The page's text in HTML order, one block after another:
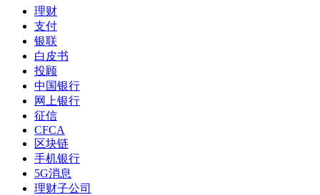
理财
支付
银联
白皮书
投顾
中国银行
网上银行
征信
CFCA
区块链
手机银行
5G消息
理财子公司